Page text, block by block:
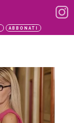
ABBONATI